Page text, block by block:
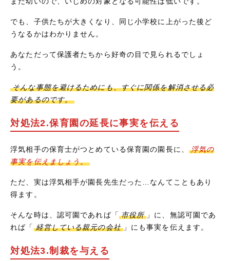
でも、子供たちが大きくなり、同じ小学校に上がった後ど
うなるかはわかりません。
あなただって保護者たちから好奇の目で見られるでしょ
う。
そんな事態を避けるためにも、すぐに関係を解消させる必
要があるのです。
対処法2.保育園の延長に事実を伝える
浮気相手の保育士がつとめている保育園の園長に、
浮気の
事実を伝えましょう。
ただ、実は浮気相手が園長先生だった…なんてこともあり
得ます。
そんな時は、認可園であれば「 市役所 」に、無認可園であ
れば「 経営している親元の会社 」にも事実を伝えます。
対処法3.制裁を与える